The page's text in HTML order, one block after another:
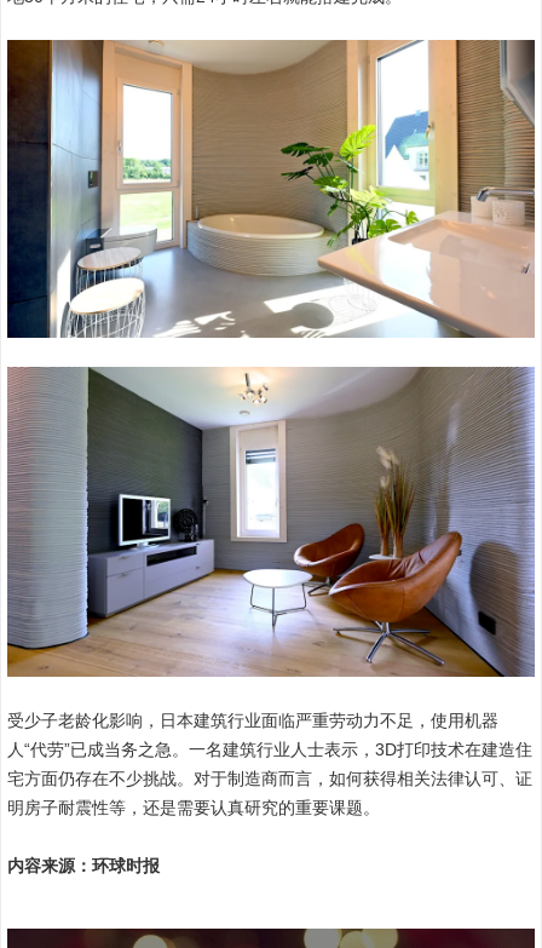
受少子老龄化影响，日本建筑行业面临严重劳动力不足，使用机器
人“代劳”已成当务之急。一名建筑行业人士表示，3D打印技术在建造住
宅方面仍存在不少挑战。对于制造商而言，如何获得相关法律认可、证
明房子耐震性等，还是需要认真研究的重要课题。
内容来源：环球时报